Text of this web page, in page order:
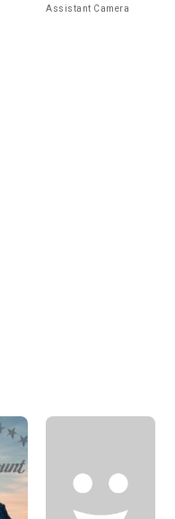
Assistant Camera